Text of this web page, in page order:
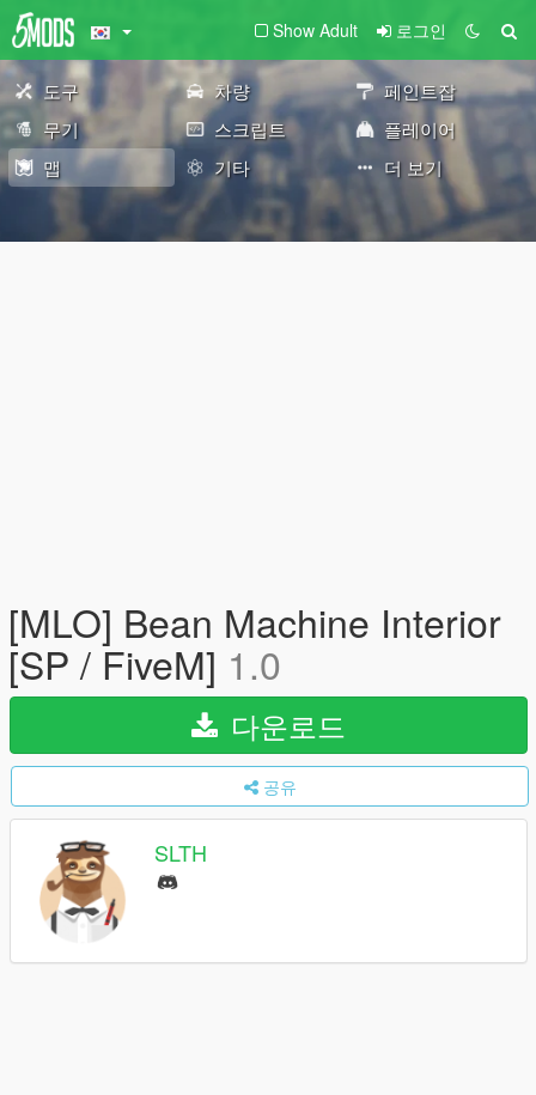
Show Adult 로그인
도구 차량
페인트잡
무기
스크립트
플레이어
맵
기타 더 보기
[MLO] Bean Machine Interior
[SP / FiveM] 1.0
다운로드
공유
SLTH